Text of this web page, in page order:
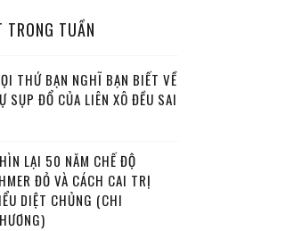
TUẦN
THỨ BẠN NGHĨ BẠN BIẾT VỀ
SỤP ĐỔ CỦA LIÊN XÔ ĐỀU SAI
LẠI 50 NĂM CHẾ ĐỘ
ĐỎ VÀ CÁCH CAI TRỊ
DIỆT CHỦNG (CHI